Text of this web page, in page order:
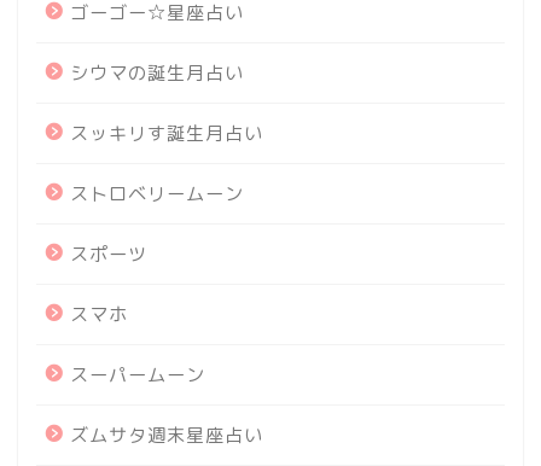
ゴーゴー☆星座占い
シウマの誕生月占い
スッキリす誕生月占い
ストロベリームーン
スポーツ
スマホ
スーパームーン
ズムサタ週末星座占い